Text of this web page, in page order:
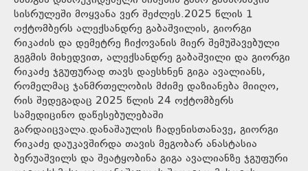
სისრულეში მოყვანა ვერ შეძლეს.2025 წლის 1
ოქტომბერს ალექსანდრე გაბაშვილის, გიორგი
რიკაძის და დემეტრე ჩიქოვანის მიერ შემუშავებული
გეგმის მიხედვით, ალექსანდრე გაბაშვილი და გიორგი
რიკაძე ჯგუფურად თავს დაესხნენ გიგა ავალიანს,
რომელმაც ჯანმრთელობის მძიმე დაზიანება მიიღო,
რის შედეგადაც 2025 წლის 24 ოქტომბერს
სამედიცინო დაწესებულებაში
გარდაიცვალა.დანაშაულის ჩადენისთანავე, გიორგი
რიკაძე დაუკავშირდა თავის მეგობარ ანასტასია
ბერუაშვილს და შეატყობინა გიგა ავალიანზე ჯგუფური